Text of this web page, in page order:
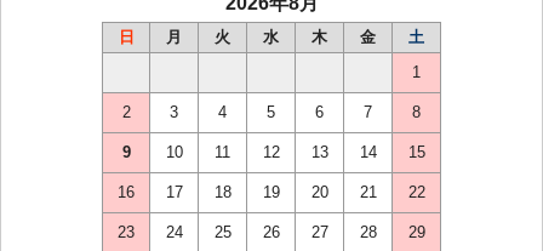
日 月 火 水 木 金
土
1
2 3 4 5 6 7 8
9 10 11 12 13 14 15
16 17 18 19 20 21 22
23 24 25 26 27 28 29